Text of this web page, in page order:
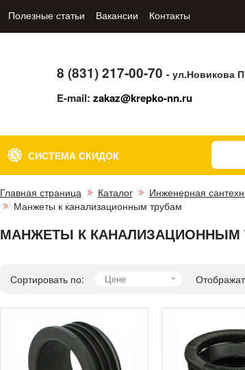
Полезные статьи Вакансии Контакты
8 (831) 217-00-70- ул.Новикова
E-mail:zakaz@krepko-nn.ru
СИСТЕМА СКИДОК
Главная страница Каталог Инженерная
Манжеты к канализационным трубам
МАНЖЕТЫ К КАНАЛИЗАЦИОННЫМ
Сортировать по: Цене